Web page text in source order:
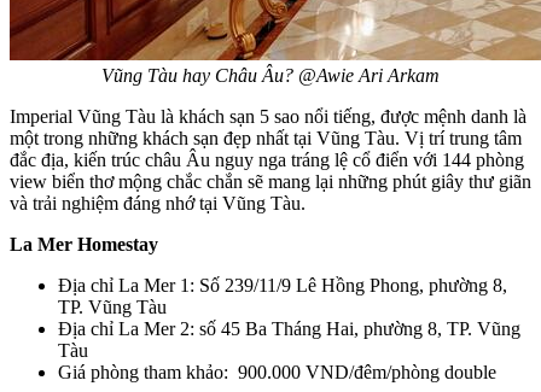
Vũng Tàu hay Châu Âu? @Awie Ari Arkam
Imperial Vũng Tàu là khách sạn 5 sao nổi tiếng, được mệnh danh là
một trong những khách sạn đẹp nhất tại Vũng Tàu. Vị trí trung tâm
đắc địa, kiến trúc châu Âu nguy nga tráng lệ cổ điển với 144 phòng
view biển thơ mộng chắc chắn sẽ mang lại những phút giây thư giãn
và trải nghiệm đáng nhớ tại Vũng Tàu.
La Mer Homestay
Địa chỉ La Mer 1: Số 239/11/9 Lê Hồng Phong, phường 8,
TP. Vũng Tàu
Địa chỉ La Mer 2: số 45 Ba Tháng Hai, phường 8, TP. Vũng
Tàu
Giá phòng tham khảo: 900.000 VND/đêm/phòng double